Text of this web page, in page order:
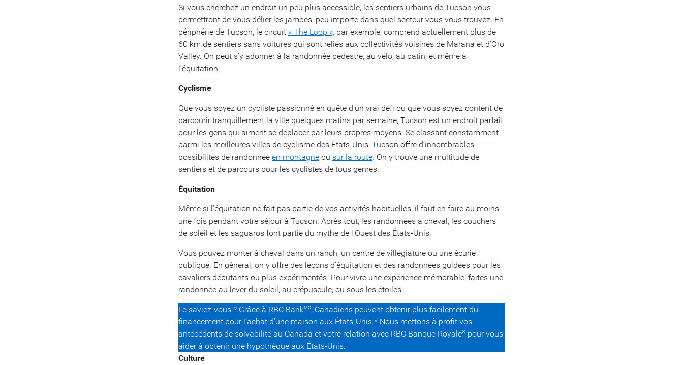
Si vous cherchez un endroit un peu plus accessible, les sentiers urbains de Tucson vous
permettront de vous délier les jambes, peu importe dans quel secteur vous vous trouvez. En
périphérie de Tucson, le circuit « The Loop », par exemple, comprend actuellement plus de
60 km de sentiers sans voitures qui sont reliés aux collectivités voisines de Marana et d’Oro
Valley. On peut s’y adonner à la randonnée pédestre, au vélo, au patin, et même à
l’équitation.
Cyclisme
Que vous soyez un cycliste passionné en quête d’un vrai défi ou que vous soyez content de
parcourir tranquillement la ville quelques matins par semaine, Tucson est un endroit parfait
pour les gens qui aiment se déplacer par leurs propres moyens. Se classant constamment
parmi les meilleures villes de cyclisme des États-Unis, Tucson offre d’innombrables
possibilités de randonnée en montagne ou sur la route. On y trouve une multitude de
sentiers et de parcours pour les cyclistes de tous genres.
Équitation
Même si l’équitation ne fait pas partie de vos activités habituelles, il faut en faire au moins
une fois pendant votre séjour à Tucson. Après tout, les randonnées à cheval, les couchers
de soleil et les saguaros font partie du mythe de l’Ouest des États-Unis.
Vous pouvez monter à cheval dans un ranch, un centre de villégiature ou une écurie
publique. En général, on y offre des leçons d’équitation et des randonnées guidées pour les
cavaliers débutants ou plus expérimentés. Pour vivre une expérience mémorable, faites une
randonnée au lever du soleil, au crépuscule, ou sous les étoiles.
Le saviez-vous ? Grâce à RBC BankMC, Canadiens peuvent obtenir plus facilement du
financement pour l’achat d’une maison aux États-Unis.* Nous mettons à profit vos
antécédents de solvabilité au Canada et votre relation avec RBC Banque Royale® pour vous
aider à obtenir une hypothèque aux États-Unis.
Culture